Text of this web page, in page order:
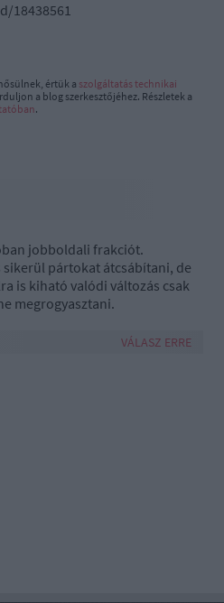
18438561
értük a szolgáltatás technikai
a blog szerkesztőjéhez. Részletek a
.
jobboldali frakciót.
pártokat átcsábítani, de
is kiható valódi változás csak
megrogyasztani.
VÁLASZ ERRE